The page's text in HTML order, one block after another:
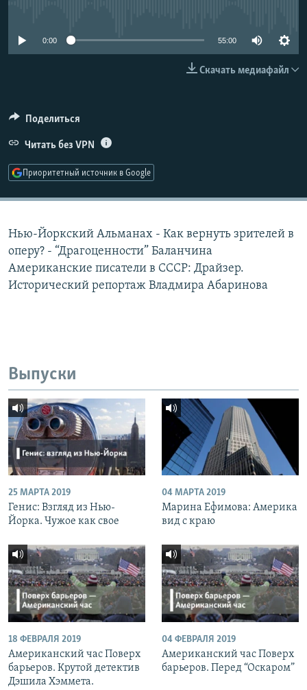
ПОДПИШИТЕСЬ НА РАССЫЛКУ
Все сайты РСЕ/РС
0:00 55:00
Скачать медиафайл
Поделиться
Читать без VPN
Приоритетный источник в Google
Нью-Йоркский Альманах - Как вернуть зрителей в
оперу? - “Драгоценности” Баланчина
Американские писатели в СССР: Драйзер.
Исторический репортаж Владмира Абаринова
Выпуски
25 МАРТА 2019
Генис: Взгляд из Нью-
Йорка. Чужое как свое
04 МАРТА 2019
Марина Ефимова: Америка
вид с краю
18 ФЕВРАЛЯ 2019
Американский час Поверх
барьеров. Крутой детектив
Дэшила Хэммета.
04 ФЕВРАЛЯ 2019
Американский час Поверх
барьеров. Перед “Оскаром”